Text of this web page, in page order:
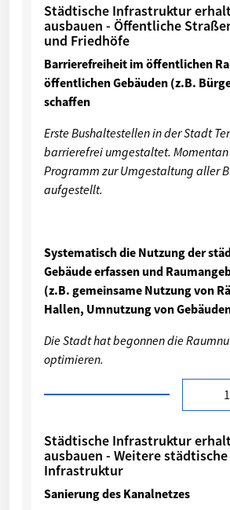
Städtische Infrastruktur
ausbauen - Öffentliche
und Friedhöfe
Barrierefreiheit im öffentlichen
öffentlichen Gebäuden (z.B.
schaffen
Erste Bushaltestellen in der Stadt
barrierefrei umgestaltet.
Programm zur Umgestaltung aller
aufgestellt.
Systematisch die Nutzung der
Gebäude erfassen und
(z.B. gemeinsame Nutzung von
Hallen, Umnutzung von
Die Stadt hat begonnen die
optimieren.
Städtische Infrastruktur
ausbauen - Weitere städtische
Infrastruktur
Sanierung des Kanalnetzes